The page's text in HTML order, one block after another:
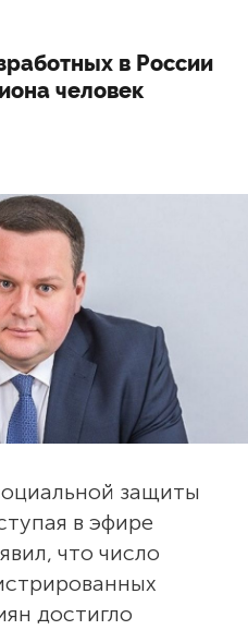
в России
человек
защиты
в эфире
что число
достигло